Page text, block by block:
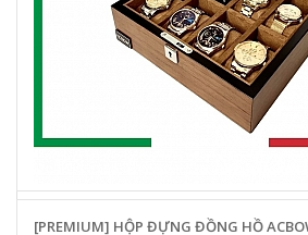
[PREMIUM] HỘP ĐỰNG ĐỒNG HỒ